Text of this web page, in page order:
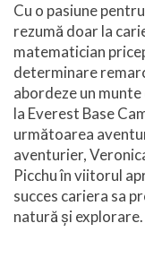
Cu o pasiune
rezumă doar la
matematician
determinare
abordeze un munte
la Everest Base
următoarea
aventurier,
Picchu în viitorul
succes cariera sa
natură și explorare.